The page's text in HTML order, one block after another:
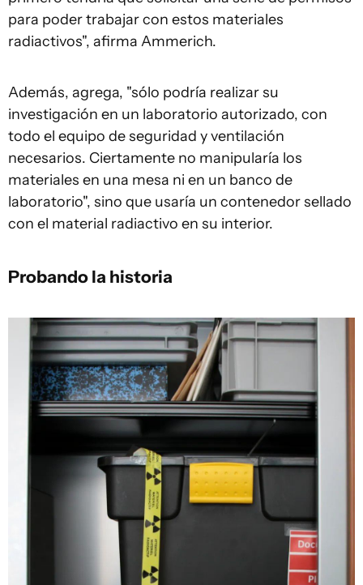
para poder trabajar con estos materiales
radiactivos", afirma Ammerich.
Además, agrega, "sólo podría realizar su
investigación en un laboratorio autorizado, con
todo el equipo de seguridad y ventilación
necesarios. Ciertamente no manipularía los
materiales en una mesa ni en un banco de
laboratorio", sino que usaría un contenedor sellado
con el material radiactivo en su interior.
Probando la historia